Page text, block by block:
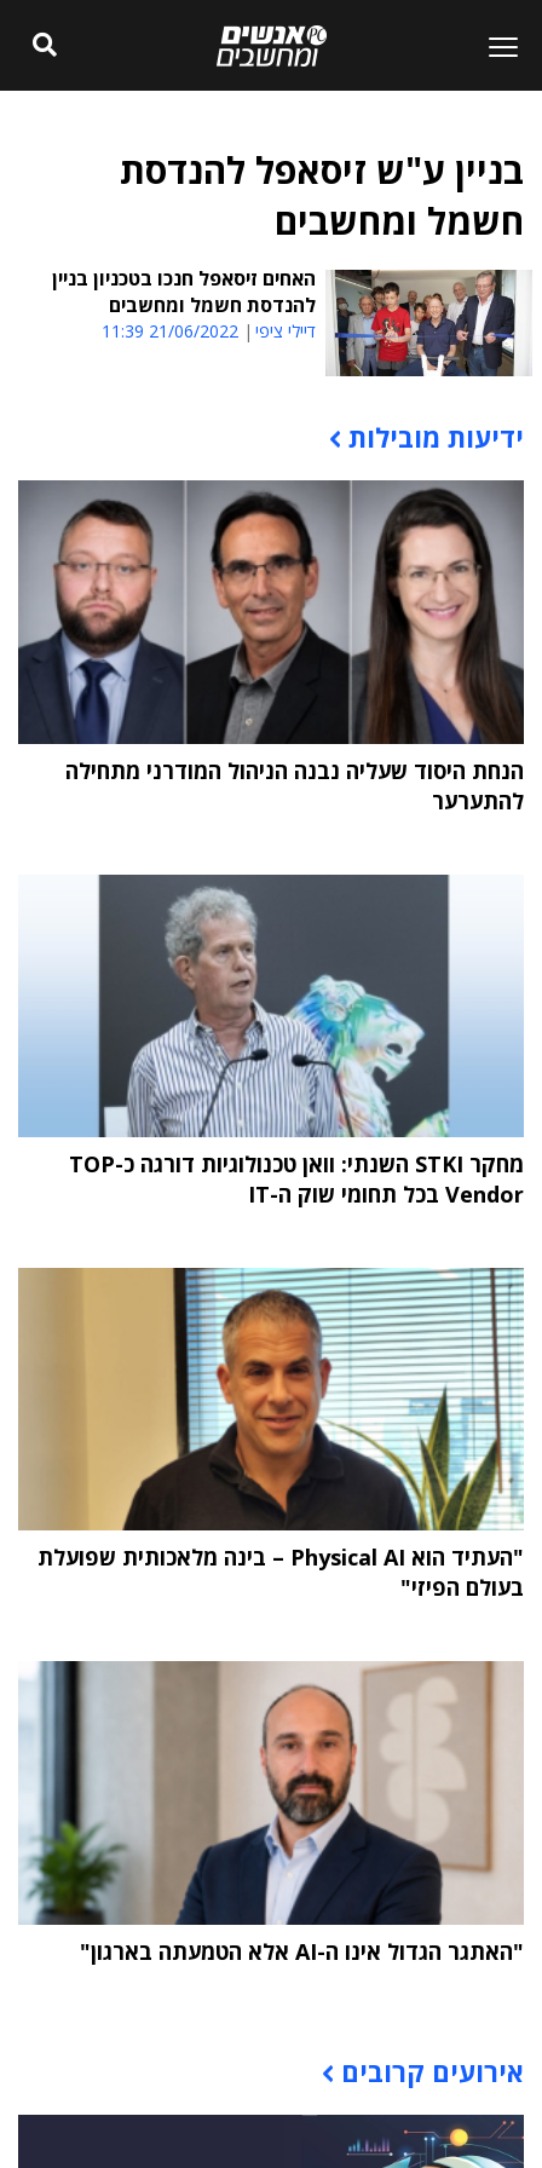
בניין ע"ש זיסאפל להנדסת
חשמל ומחשבים
האחים זיסאפל חנכו בטכניון בניין
להנדסת חשמל ומחשבים
דיילי ציפי 21/06/2022 11:39
תוכן פרסומי
ידיעות מובילות
הנחת היסוד שעליה נבנה הניהול המודרני מתחילה
להתערער
מחקר STKI השנתי: וואן טכנולוגיות דורגה כ-TOP
Vendor בכל תחומי שוק ה-IT
"העתיד הוא Physical AI – בינה מלאכותית שפועלת
בעולם הפיזי"
"האתגר הגדול אינו ה-AI אלא הטמעתה בארגון"
אירועים קרובים